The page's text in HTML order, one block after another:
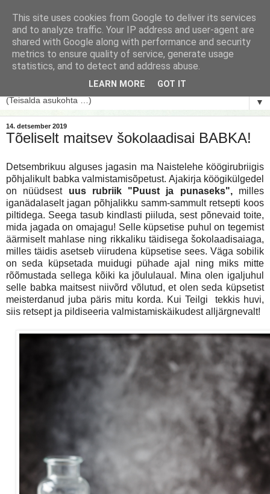
▼
14. detsember 2019
Tõeliselt maitsev šokolaadisai BABKA!
Detsembrikuu alguses jagasin ma Naistelehe köögirubriigis
põhjalikult babka valmistamisõpetust. Ajakirja köögikülgedel
on nüüdsest uus rubriik "Puust ja punaseks",milles
iganädalaselt jagan põhjalikku samm-sammult retsepti koos
piltidega. Seega tasub kindlasti piiluda, sest põnevaid toite,
mida jagada on omajagu! Selle küpsetise puhul on tegemist
äärmiselt mahlase ning rikkaliku täidisega šokolaadisaiaga,
milles täidis asetseb viirudena küpsetise sees. Väga sobilik
on seda küpsetada muidugi pühade ajal ning miks mitte
rõõmustada sellega kõiki ka jõululaual. Mina olen igaljuhul
selle babka maitsest niivõrd võlutud, et olen seda küpsetist
meisterdanud juba päris mitu korda. Kui Teilgi tekkis huvi,
siis retsept ja pildiseeria valmistamiskäikudest alljärgnevalt!
This site uses cookies from Google to deliver its services
and to analyze traffic. Your IP address and user-agent are
shared with Google along with performance and security
metrics to ensure quality of service, generate usage
statistics, and to detect and address abuse.
LEARN MORE GOT IT